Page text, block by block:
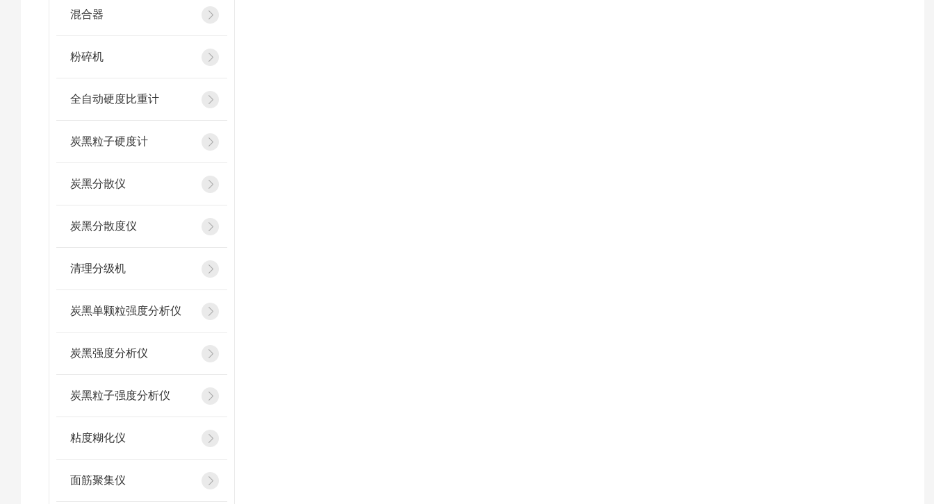
混合器
粉碎机
全自动硬度比重计
炭黑粒子硬度计
炭黑分散仪
炭黑分散度仪
清理分级机
炭黑单颗粒强度分析仪
炭黑强度分析仪
炭黑粒子强度分析仪
粘度糊化仪
面筋聚集仪